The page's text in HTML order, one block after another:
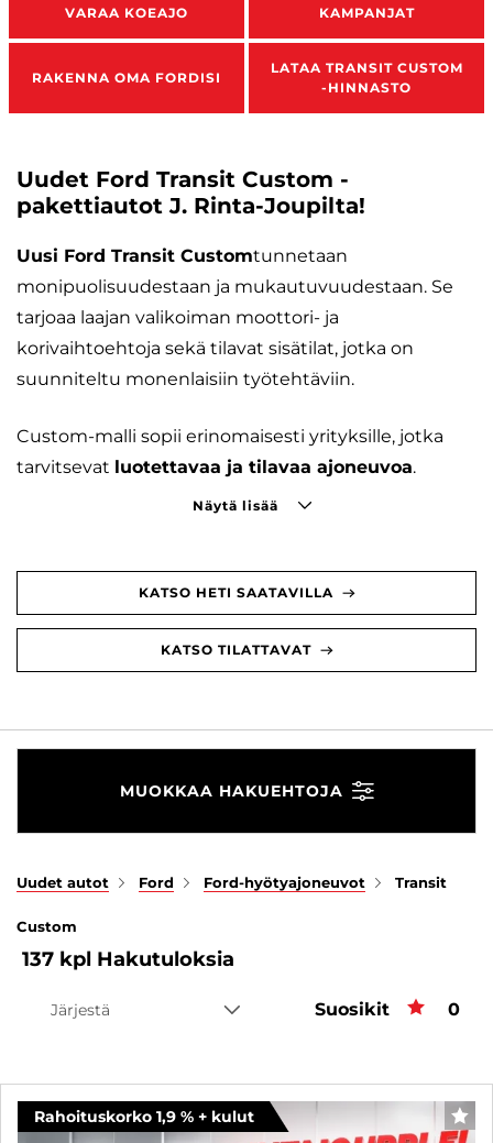
VARAA KOEAJO
KAMPANJAT
RAKENNA OMA FORDISI
LATAA TRANSIT CUSTOM
-HINNASTO
Uudet Ford Transit Custom -
pakettiautot J. Rinta-Joupilta!
Uusi Ford Transit Customtunnetaan
monipuolisuudestaan ja mukautuvuudestaan. Se
tarjoaa laajan valikoiman moottori- ja
korivaihtoehtoja sekä tilavat sisätilat, jotka on
suunniteltu monenlaisiin työtehtäviin.
Custom-malli sopii erinomaisesti yrityksille, jotka
tarvitsevat luotettavaa ja tilavaa ajoneuvoa.
Näytä lisää
KATSO HETI SAATAVILLA
KATSO TILATTAVAT
MUOKKAA HAKUEHTOJA
Uudet autot Ford Ford-hyötyajoneuvot Transit
Custom
137 kpl Hakutuloksia
Järjestä Suosikit 0
Rahoituskorko 1,9 % + kulut